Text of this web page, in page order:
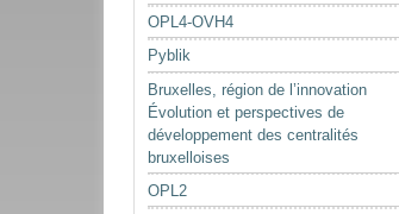
OPL4-OVH4
Pyblik
Bruxelles, région de l’innovation
Évolution et perspectives de
développement des centralités
bruxelloises
OPL2